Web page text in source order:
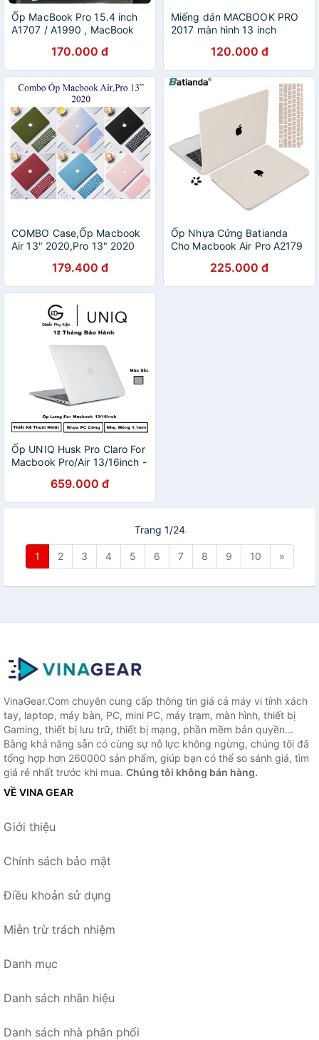
Ốp MacBook Pro 15.4 inch
A1707 / A1990 , MacBook
pro 15inch retina A1398
170.000 đ
Miếng dán MACBOOK PRO
2017 màn hình 13 inch
120.000 đ
COMBO Case,Ốp Macbook
Air 13" 2020,Pro 13" 2020
179.400 đ
Ốp Nhựa Cứng Batianda
Cho Macbook Air Pro A2179
A2159 A1706 A2141 13.3
15.4 16 inch 2018 2019
225.000 đ
Ốp UNIQ Husk Pro Claro For
Macbook Pro/Air 13/16inch -
659.000 đ
Trang 1/24
1 2 3 4 5 6 7 8 9 10 »
VinaGear.Com chuyên cung cấp thông tin giá cả máy vi tính xách
tay, laptop, máy bàn, PC, mini PC, máy trạm, màn hình, thiết bị
Gaming, thiết bị lưu trữ, thiết bị mạng, phần mềm bản quyền...
Bằng khả năng sẵn có cùng sự nỗ lực không ngừng, chúng tôi đã
tổng hợp hơn 260000 sản phẩm, giúp bạn có thể so sánh giá, tìm
giá rẻ nhất trước khi mua. Chúng tôi không bán hàng.
VỀ VINA GEAR
Giới thiệu
Chính sách bảo mật
Điều khoản sử dụng
Miễn trừ trách nhiệm
Danh mục
Danh sách nhãn hiệu
Danh sách nhà phân phối